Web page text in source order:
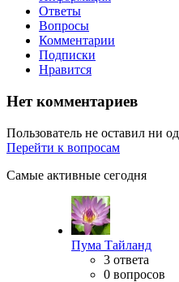
Ответы
Вопросы
Комментарии
Подписки
Нравится
Нет комментариев
Пользователь не оставил ни
Перейти к вопросам
Самые активные сегодня
Пума Тайланд
3 ответа
0 вопросов